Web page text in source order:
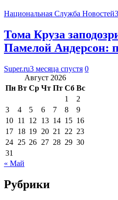
Национальная Служба Новостей
Тома Круза
Памелой Андерсон:
Super.ru3 месяца спустя 0
Август 2026
Пн Вт Ср Чт Пт Сб Вс
1
2
3
4 5 6 7 8
9
10 11 12 13 14 15 16
17 18 19 20 21 22 23
24 25 26 27 28 29 30
31
« Май
Рубрики